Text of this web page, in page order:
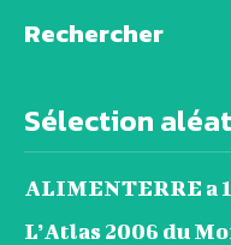
Rechercher
Sélection
ALIMENTERRE a
L’Atlas 2006 du